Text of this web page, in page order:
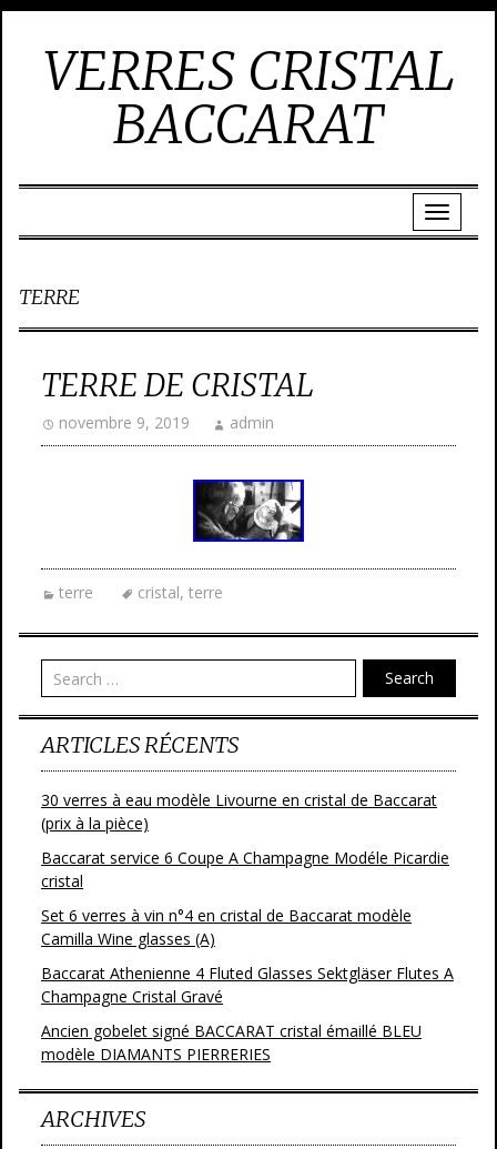
VERRES CRISTAL
BACCARAT
TERRE
TERRE DE CRISTAL
novembre 9, 2019 admin
terre cristal, terre
Search
ARTICLES RÉCENTS
30 verres à eau modèle Livourne en cristal de Baccarat
(prix à la pièce)
Baccarat service 6 Coupe A Champagne Modéle Picardie
cristal
Set 6 verres à vin n°4 en cristal de Baccarat modèle
Camilla Wine glasses (A)
Baccarat Athenienne 4 Fluted Glasses Sektgläser Flutes A
Champagne Cristal Gravé
Ancien gobelet signé BACCARAT cristal émaillé BLEU
modèle DIAMANTS PIERRERIES
ARCHIVES